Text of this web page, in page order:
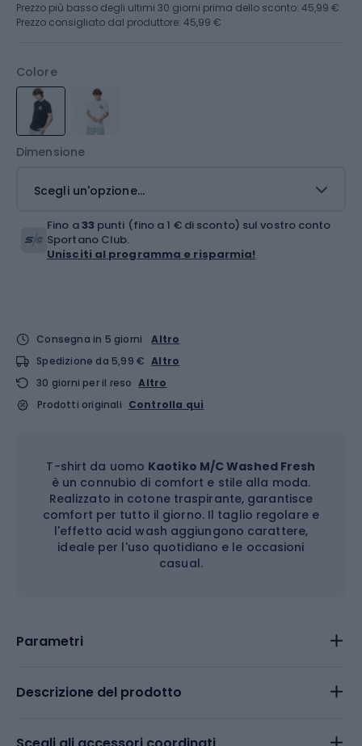
Colore
Dimensione
Scegli un'opzione...
Prezzo più basso degli ultimi 30 giorni prima dello sconto: 45,99 €
Prezzo consigliato dal produttore: 45,99 €
Fino a33 punti (fino a 1 € di sconto) sul vostro conto
Sportano Club.
Unisciti al programma e risparmia!
Consegna in 5 giorni
Altro
Spedizione da 5,99 € Altro
30 giorni per il reso Altro
Prodotti originali Controlla qui
T-shirt da uomo Kaotiko M/C Washed Fresh
è un connubio di comfort e stile alla moda.
Realizzato in cotone traspirante, garantisce
comfort per tutto il giorno. Il taglio regolare e
l'effetto acid wash aggiungono carattere,
ideale per l'uso quotidiano e le occasioni
casual.
Parametri
Descrizione del prodotto